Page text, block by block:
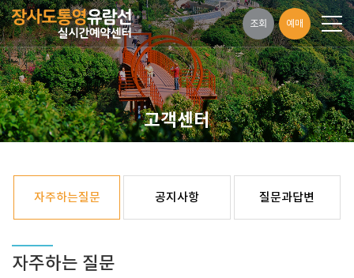
조회 예매
고객센터
자주하는질문 공지사항 질문과답변
자주하는 질문